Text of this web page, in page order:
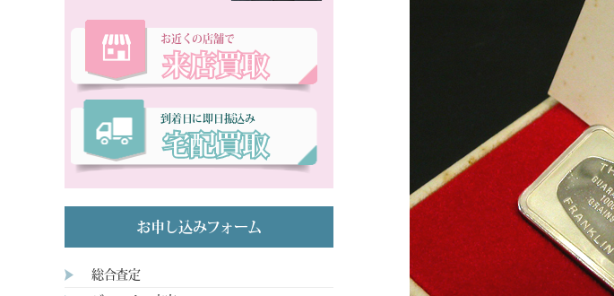
お近くの店舗で
来店買取
到着日に即日振込み
宅配買取
お申し込みフォーム
総合査定